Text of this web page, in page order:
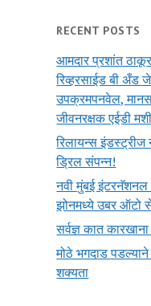
RECENT POSTS
आमदार प्रशांत ठाकूर
रिव्हरसाईड बी अँड
उपक्रमपनवेल,
जीवनरक्षक एईडी
रिलायन्स
ड्रिल संपन्न!
नवी मुंबई इंटरनॅशनल
झोनमध्ये उबर ऑटो
सर्वज्ञ कात
मोठे भगदाड
शक्यता